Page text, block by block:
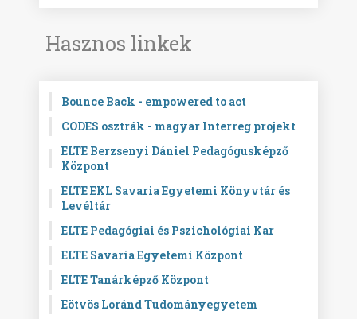
Hasznos linkek
Bounce Back - empowered to act
CODES osztrák - magyar Interreg projekt
ELTE Berzsenyi Dániel Pedagógusképző
Központ
ELTE EKL Savaria Egyetemi Könyvtár és
Levéltár
ELTE Pedagógiai és Pszichológiai Kar
ELTE Savaria Egyetemi Központ
ELTE Tanárképző Központ
Eötvös Loránd Tudományegyetem